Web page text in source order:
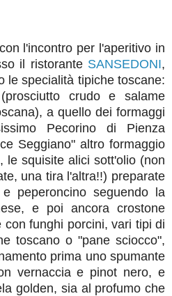
l'incontro per l'aperitivo in
il ristorante SANSEDONI,
le specialità tipiche toscane:
crudo e salame
a quello dei formaggi
Pecorino di Pienza
Seggiano" altro formaggio
le squisite alici sott'olio (non
una tira l'altra!!) preparate
peperoncino seguendo la
e poi ancora crostone
funghi porcini, vari tipi di
toscano o "pane sciocco",
prima uno spumante
vernaccia e pinot nero, e
golden, sia al profumo che